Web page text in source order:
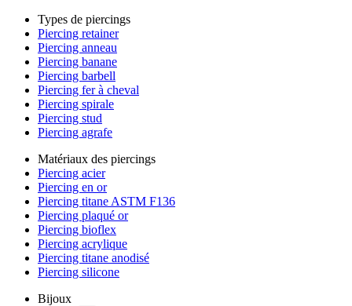
Types de piercings
Piercing retainer
Piercing anneau
Piercing banane
Piercing barbell
Piercing fer à cheval
Piercing spirale
Piercing stud
Piercing agrafe
Matériaux des piercings
Piercing acier
Piercing en or
Piercing titane ASTM F136
Piercing plaqué or
Piercing bioflex
Piercing acrylique
Piercing titane anodisé
Piercing silicone
Bijoux